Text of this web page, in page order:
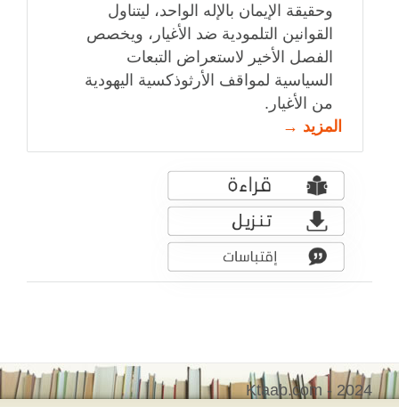
وحقيقة الإيمان بالإله الواحد، ليتناول
القوانين التلمودية ضد الأغيار، ويخصص
الفصل الأخير لاستعراض التبعات
السياسية لمواقف الأرثوذكسية اليهودية
من الأغيار.
المزيد →
Ktaab.com - 2024